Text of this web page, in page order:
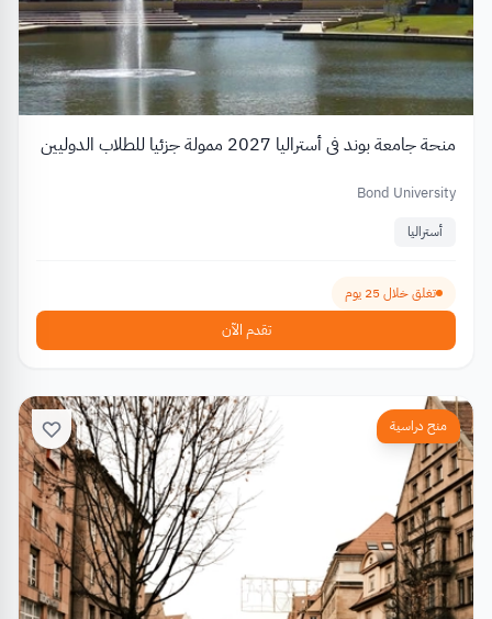
منحة جامعة بوند في أستراليا 2027 ممولة جزئيا للطلاب الدوليين
Bond University
أستراليا
تغلق خلال 25 يوم
تقدم الآن
منح دراسية